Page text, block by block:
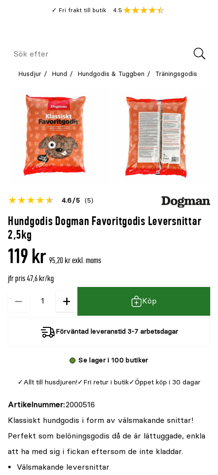
Fri frakt till butik
Genomsnitt
4.5
Meny
Sök
Husdjur Hund Hundgodis & Tuggben Träningsgodis
Hundgodis Dogman Favoritgodis Leversnittar
2,5kg
Betyget
denna
4.6 5 (5)
Öppna
recensioner
119 kr 95,20 kr exkl. moms
jfr pris 47,6 kr/kg
−
Kvantitet + Köp
Förväntad leveranstid 3-7 arbetsdagar
Se lager i 100 butiker
Allt till husdjuren! Fri retur i butik Öppet köp i 30 dagar
Artikelnummer 2000516
Klassiskt hundgodis i form av välsmakande snittar!
Perfekt som belöningsgodis då de är lättuggade, enkla
att ha med sig i fickan eftersom de inte kladdar.
Välsmakande leversnittar